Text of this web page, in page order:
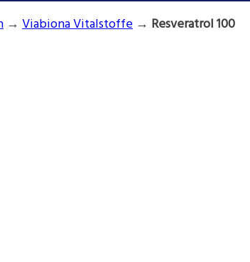
→ Viabiona Vitalstoffe → Resveratrol 100